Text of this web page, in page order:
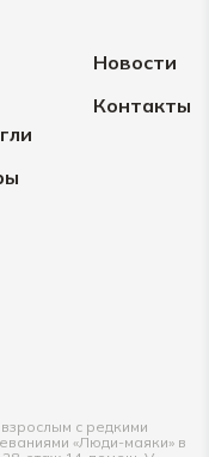
Новости
Контакты
с редкими
«Люди-маяки» в